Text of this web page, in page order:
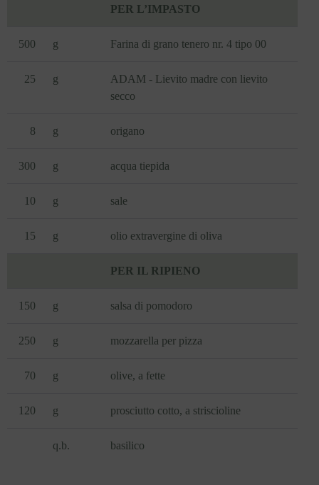
PER L’IMPASTO
500 g Farina di grano tenero nr. 4 tipo 00
25 g
ADAM - Lievito madre con lievito
secco
8 g origano
300 g acqua tiepida
10 g sale
15 g olio extravergine di oliva
PER IL RIPIENO
150 g salsa di pomodoro
250 g mozzarella per pizza
70 g olive, a fette
120 g prosciutto cotto, a striscioline
q.b. basilico